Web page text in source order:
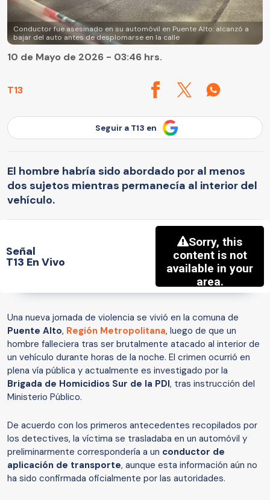
Conductor fue asesinado en su automóvil en Puente Alto: alcanzó a
bajar del auto antes de desplomarse en la calle
T13
10 de Mayo de 2026 - 03:46 hrs.
Seguir a T13 en
El hombre habría sido abordado por al menos
dos sujetos mientras permanecía al interior del
vehículo.
Señal
T13 En Vivo
Una nueva jornada de violencia se vivió en la comuna de
Puente Alto, Región Metropolitana, luego de que un
hombre falleciera tras ser brutalmente atacado al interior de
un vehículo durante horas de la noche. El crimen ocurrió en
plena vía pública y actualmente es investigado por la
Brigada de Homicidios Sur de la PDI, tras instrucción del
Ministerio Público.
De acuerdo con los primeros antecedentes recopilados por
los detectives, la víctima se trasladaba en un automóvil y
preliminarmente correspondería a un conductor de
aplicación de transporte, aunque esta información aún no
ha sido confirmada oficialmente por las autoridades.